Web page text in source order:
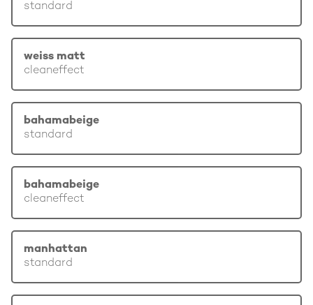
standard
weiss matt
cleaneffect
bahamabeige
standard
bahamabeige
cleaneffect
manhattan
standard